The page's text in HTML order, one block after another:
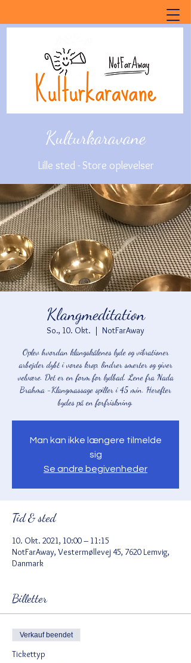
Kulturkaravane
Lille sted - Store oplevelser
Klangmeditation
So., 10. Okt.
  |
NotFarAway
Oplev hvordan klangskålenes lyde og vibrationer
arbejder dybt i vores krop, lindrer smerter og giver
velvære. Det er en form for lydbad. Lene fra Nada
Brahma -Klangmassage spiller i 45 min. Herefter
bydes på en forfriskning.
Man kan ikke længere tilmelde
sig
Se andre begivenheder
Tid & sted
10. Okt. 2021, 10:00 – 11:15
NotFarAway, Vestermøllevej 45, 7620 Lemvig,
Danmark
Billetter
Verkauf beendet
Tickettyp